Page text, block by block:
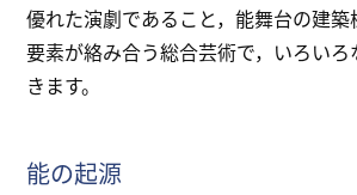
優れた演劇であること，能舞台の建
要素が絡み合う総合芸術で，いろい
きます。
能の起源